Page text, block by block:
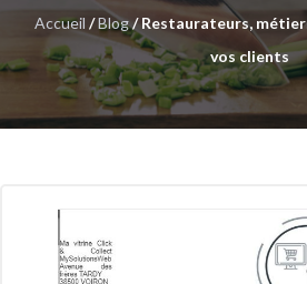
Nos autres
Solutions
Témoignages
Tarifs
Accueil /Blog/ Restaurateurs,
vos clients